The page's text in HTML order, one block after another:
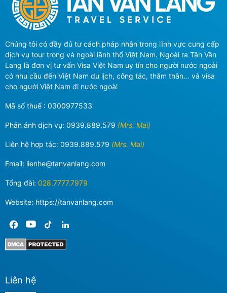
Chúng tôi có đầy đủ tư cách pháp nhân trong lĩnh vực cung cấp
dịch vụ tour trong và ngoài lãnh thổ Việt Nam. Ngoài ra Tân Văn
Lang là đơn vị tư vấn Visa Việt Nam uy tín cho người nước ngoài
có nhu cầu đến Việt Nam du lịch, công tác, thăm thân… và visa
cho người Việt Nam đi nước ngoài
Mã số thuế : 0300977533
Phản ánh dịch vụ: 0939.889.579 (Mrs. Mai)
Liên hệ hợp tác: 0939.889.579 (Mrs. Mai)
Email: lienhe@tanvanlang.com
Tổng đài: 028.7777.7979
Website: https://tanvanlang.com
Liên hệ